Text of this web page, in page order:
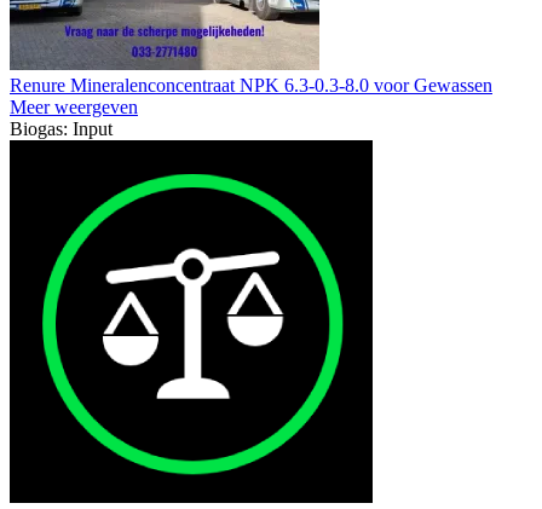
Renure Mineralenconcentraat NPK 6.3-0.3-8.0 voor Gewassen
Meer weergeven
Biogas: Input